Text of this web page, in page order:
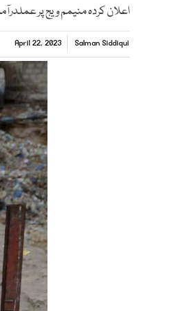
اعلان کردہ منیمم ویج پر
Salman Siddiqui
April 22, 2023